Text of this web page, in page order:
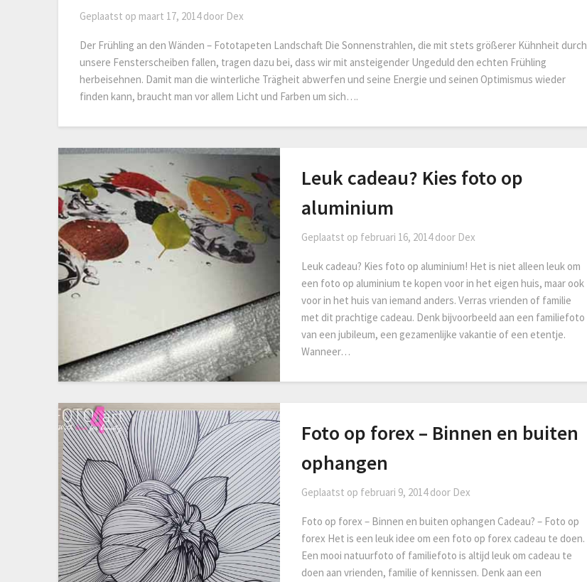
Geplaatst op maart 17, 2014door Dex
Der Frühling an den Wänden – Fototapeten Landschaft Die Sonnenstrahlen, die mit stets größerer Kühnheit durch
unsere Fensterscheiben fallen, tragen dazu bei, dass wir mit ansteigender Ungeduld den echten Frühling
herbeisehnen. Damit man die winterliche Trägheit abwerfen und seine Energie und seinen Optimismus wieder
finden kann, braucht man vor allem Licht und Farben um sich….
Leuk cadeau? Kies foto op
aluminium
Geplaatst op februari 16, 2014door Dex
Leuk cadeau? Kies foto op aluminium! Het is niet alleen leuk om
een foto op aluminium te kopen voor in het eigen huis, maar ook
voor in het huis van iemand anders. Verras vrienden of familie
met dit prachtige cadeau. Denk bijvoorbeeld aan een familiefoto
van een jubileum, een gezamenlijke vakantie of een etentje.
Wanneer…
Foto op forex – Binnen en buiten
ophangen
Geplaatst op februari 9, 2014door Dex
Foto op forex – Binnen en buiten ophangen Cadeau? – Foto op
forex Het is een leuk idee om een foto op forex cadeau te doen.
Een mooi natuurfoto of familiefoto is altijd leuk om cadeau te
doen aan vrienden, familie of kennissen. Denk aan een